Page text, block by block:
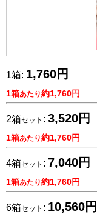
1箱: 1,760円
1箱あたり約1,760円
2箱セット : 3,520円
1箱あたり約1,760円
4箱セット : 7,040円
1箱あたり約1,760円
6箱セット : 10,560円